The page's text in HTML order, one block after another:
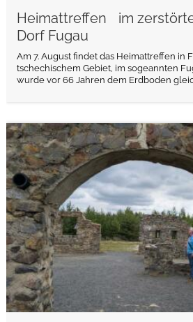
Heimattreffen im
Dorf Fugau
Am 7. August findet das Heimattreffen in
tschechischem Gebiet, im sogeannten
wurde vor 66 Jahren dem Erdboden
weiterlesen